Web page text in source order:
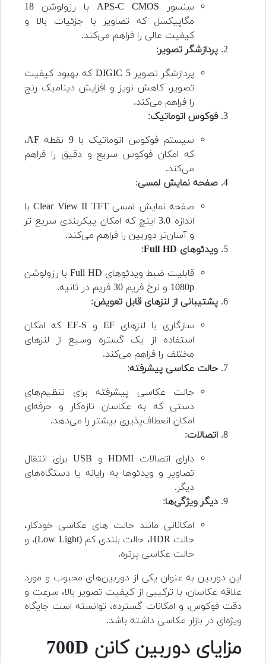
سنسور APS-C CMOS با رزولوشن 18
مگاپیکسل که تصاویر با جزئیات بالا و
کیفیت عالی را فراهم می‌کند.
پردازشگر تصویر:
پردازشگر تصویر DIGIC 5 که بهبود کیفیت
تصویر، کاهش نویز و افزایش دینامیک رنج
را فراهم می‌کند.
فوکوس اتوماتیک:
سیستم فوکوس اتوماتیک با 9 نقطه AF،
که امکان فوکوس سریع و دقیق را فراهم
می‌کند.
صفحه نمایش لمسی:
صفحه نمایش لمسی Clear View II TFT با
اندازه 3.0 اینچ که امکان پیکربندی سریع تر
و آسان‌تر دوربین را فراهم می‌کند.
ویدئوهای Full HD
:
قابلیت ضبط ویدئوهای Full HD با رزولوشن
1080p و نرخ فریم 30 فریم در ثانیه.
پشتیبانی از لنزهای قابل تعویض:
سازگاری با لنزهای EF و EF-S که امکان
استفاده از یک گستره وسیع از لنزهای
مختلف را فراهم می‌کند.
حالت عکاسی پیشرفته:
حالت عکاسی پیشرفته برای تنظیم‌های
دستی که به عکاسان تازه‌کار و حرفه‌ای
امکان انعطاف‌پذیری بیشتر را می‌دهد.
اتصالات:
دارای اتصالات HDMI و USB برای انتقال
تصاویر و ویدئوها به رایانه یا دستگاه‌های
دیگر.
دیگر ویژگی‌ها:
امکاناتی مانند حالت های عکاسی خودکار،
حالت HDR، حالت بلندی کم (Low Light)، و
حالت عکاسی پرتره.
این دوربین به عنوان یکی از دوربین‌های محبوب و مورد
علاقه عکاسان، با ترکیبی از کیفیت تصویر بالا، سرعت و
دقت فوکوس، و امکانات گسترده، توانسته است جایگاه
ویژه‌ای در بازار عکاسی داشته باشد.
مزایایدوربین کانن 700D